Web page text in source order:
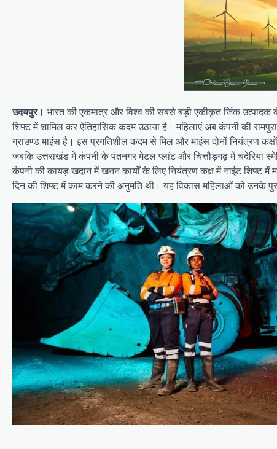
उदयपुर। भारत की एकमात्र और विश्व की सबसे बड़ी एकीकृत जिंक उत्पादक
शिफ्ट में शामिल कर ऐतिहासिक कदम उठाया है। महिलाएं अब कंपनी की
ग्राउण्ड माइंस है। इस प्रगतिशील कदम से मिल और माइंस दोनों नियंत्रण
जबकि उत्तराखंड में कंपनी के पंतनगर मेटल प्लांट और चित्तौड़गढ़ में चंदेरिया
कंपनी की कायड़ खदान में खनन कार्यों के लिए नियंत्रण कक्ष में नाईट शिफ्ट
दिन की शिफ्ट में काम करने की अनुमति थी। यह विकास महिलाओं को उनके